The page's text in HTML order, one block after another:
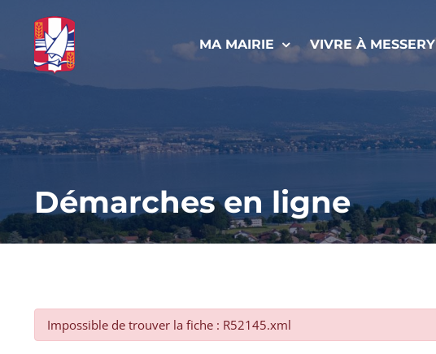
contenu
MA MAIRIE VIVRE À MESSERY
Démarches en ligne
Impossible de trouver la fiche : R52145.xml